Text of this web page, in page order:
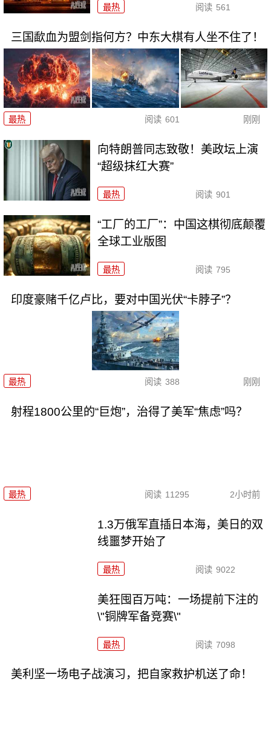
最热 阅读 561
三国歃血为盟剑指何方？中东大棋有人坐不住了！
最热 阅读 601 刚刚
向特朗普同志致敬！美政坛上演
“超级抹红大赛”
最热 阅读 901
“工厂的工厂”：中国这棋彻底颠覆
全球工业版图
最热 阅读 795
印度豪赌千亿卢比，要对中国光伏“卡脖子”？
最热 阅读 388 刚刚
射程1800公里的“巨炮”，治得了美军“焦虑”吗？
最热 阅读 11295 2小时前
1.3万俄军直插日本海，美日的双
线噩梦开始了
最热 阅读 9022
美狂囤百万吨：一场提前下注的
\"铜牌军备竞赛\"
最热 阅读 7098
美利坚一场电子战演习，把自家救护机送了命！